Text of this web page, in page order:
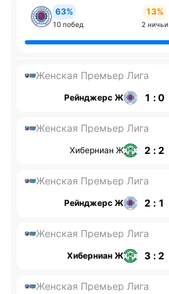
63%
10 побед
13%
2 ничьи
Женская Премьер Лига
Рейнджерс Ж 1 : 0
Женская Премьер Лига
Хиберниан Ж 2 : 2
Женская Премьер Лига
Рейнджерс Ж 2 : 1
Женская Премьер Лига
Хиберниан Ж 3 : 2
Женская Премьер Лига